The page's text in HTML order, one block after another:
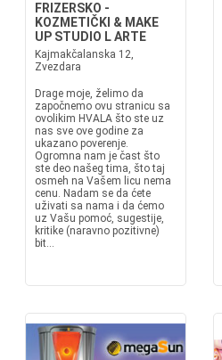
FRIZERSKO -
KOZMETIČKI & MAKE
UP STUDIO L ARTE
Kajmakčalanska 12,
Zvezdara
Drage moje, želimo da
započnemo ovu stranicu sa
ovolikim HVALA što ste uz
nas sve ove godine za
ukazano poverenje.
Ogromna nam je čast što
ste deo našeg tima, što taj
osmeh na Vašem licu nema
cenu. Nadam se da ćete
uživati sa nama i da ćemo
uz Vašu pomoć, sugestije,
kritike (naravno pozitivne)
bit...